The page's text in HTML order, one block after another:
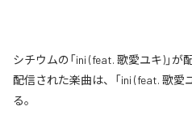
シチウムの「ini (feat. 歌愛ユキ)」
配信された楽曲は、「ini (feat. 歌愛
る。